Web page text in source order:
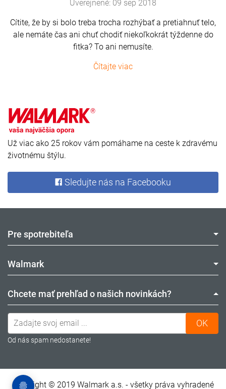
Uverejnené: 09 sep 2018
Cítite, že by si bolo treba trocha rozhýbať a pretiahnuť telo,
ale nemáte čas ani chuť chodiť niekoľkokrát týždenne do
fitka? To ani nemusíte.
Čítajte viac
Už viac ako 25 rokov vám pomáhame na ceste k zdravému
životnému štýlu.
Sledujte nás na Facebooku
Pre spotrebiteľa
Walmark
Chcete mať prehľad o našich novinkách?
ODOBERAŤ NEWSLETTER
Od nás spam nedostanete!
Copyright © 2019 Walmark a.s. - všetky práva vyhradené